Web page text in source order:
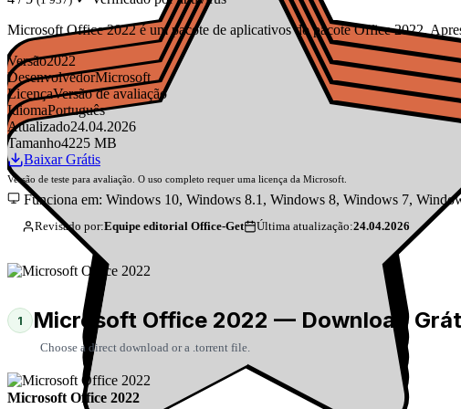
Microsoft Office 2022 é um pacote de aplicativos do pacote Office 2022.
Versão2022
DesenvolvedorMicrosoft
LicençaVersão de avaliação
IdiomaPortuguês
Atualizado24.04.2026
Tamanho4225 MB
Baixar Grátis
Versão de teste para avaliação. O uso completo requer uma licença da Microsoft.
Funciona em: Windows 10, Windows 8.1, Windows 8, Windows 7,
Revisado por:Equipe editorial Office-Get Última atualização:24.04.2026
1 Microsoft Office 2022 — Download
Choose a direct download or a .torrent file.
Microsoft Office 2022